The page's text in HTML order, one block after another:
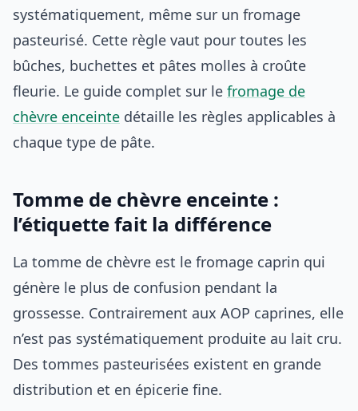
systématiquement, même sur un fromage
pasteurisé. Cette règle vaut pour toutes les
bûches, buchettes et pâtes molles à croûte
fleurie. Le guide complet sur le fromage de
chèvre enceinte détaille les règles applicables à
chaque type de pâte.
Tomme de chèvre enceinte :
l’étiquette fait la différence
La tomme de chèvre est le fromage caprin qui
génère le plus de confusion pendant la
grossesse. Contrairement aux AOP caprines, elle
n’est pas systématiquement produite au lait cru.
Des tommes pasteurisées existent en grande
distribution et en épicerie fine.